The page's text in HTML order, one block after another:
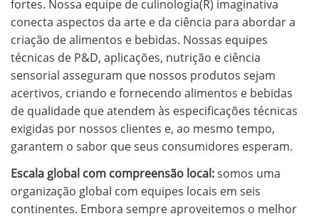
fortes. Nossa equipe de culinologia(R) imaginativa
conecta aspectos da arte e da ciência para abordar a
criação de alimentos e bebidas. Nossas equipes
técnicas de P&D, aplicações, nutrição e ciência
sensorial asseguram que nossos produtos sejam
acertivos, criando e fornecendo alimentos e bebidas
de qualidade que atendem às especificações técnicas
exigidas por nossos clientes e, ao mesmo tempo,
garantem o sabor que seus consumidores esperam.
Escala global com compreensão local:somos uma
organização global com equipes locais em seis
continentes. Embora sempre aproveitemos o melhor